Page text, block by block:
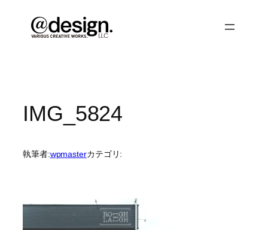
IMG_5824
執筆者:wpmasterカテゴリ: